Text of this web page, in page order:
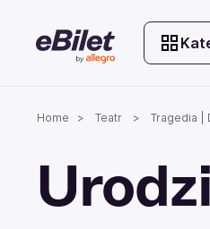
Home Teatr Tragedia |